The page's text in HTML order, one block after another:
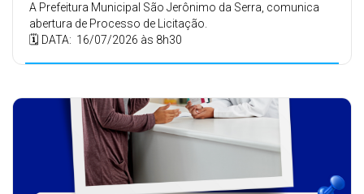
A Prefeitura Municipal São Jerônimo da Serra, comunica
abertura de Processo de Licitação.
🗓️ DATA: 16/07/2026 às 8h30